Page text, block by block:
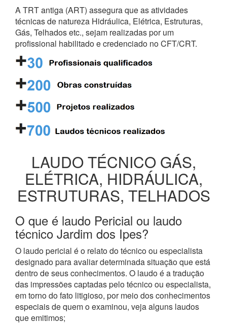
A TRT antiga (ART) assegura que as atividades
técnicas de natureza Hidráulica, Elétrica, Estruturas,
Gás, Telhados etc., sejam realizadas por um
profissional habilitado e credenciado no CFT/CRT.
LAUDO TÉCNICO GÁS,
ELÉTRICA, HIDRÁULICA,
ESTRUTURAS, TELHADOS
O que é laudo Pericial ou laudo
técnico Jardim dos Ipes?
O laudo pericial é o relato do técnico ou especialista
designado para avaliar determinada situação que está
dentro de seus conhecimentos. O laudo é a tradução
das impressões captadas pelo técnico ou especialista,
em torno do fato litigioso, por meio dos conhecimentos
especiais de quem o examinou, veja alguns laudos
que emitimos;